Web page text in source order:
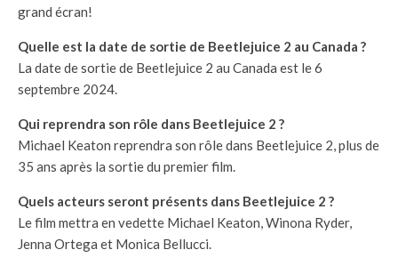
grand écran!
Quelle est la date de sortie de Beetlejuice 2 au Canada ?
La date de sortie de Beetlejuice 2 au Canada est le 6
septembre 2024.
Qui reprendra son rôle dans Beetlejuice 2 ?
Michael Keaton reprendra son rôle dans Beetlejuice 2, plus de
35 ans après la sortie du premier film.
Quels acteurs seront présents dans Beetlejuice 2 ?
Le film mettra en vedette Michael Keaton, Winona Ryder,
Jenna Ortega et Monica Bellucci.